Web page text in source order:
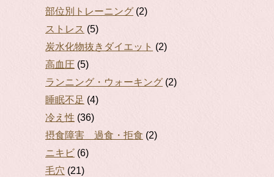
部位別トレーニング (2)
ストレス (5)
炭水化物抜きダイエット (2)
高血圧 (5)
ランニング・ウォーキング (2)
睡眠不足 (4)
冷え性 (36)
摂食障害 過食・拒食 (2)
ニキビ (6)
毛穴 (21)